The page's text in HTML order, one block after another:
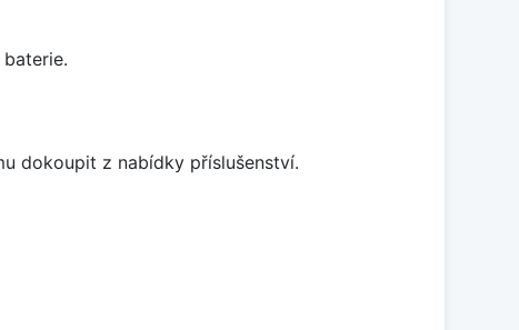
dokoupit z nabídky příslušenství.